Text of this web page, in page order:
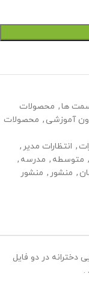
ها, محصولات
آموزشی , محصولات
, انتظارات مدیر ,
, متوسطه , مدرسه ,
, منشور , منشور
دخترانه در دو فایل